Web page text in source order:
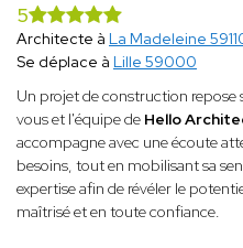
5
Architecte à La Madeleine
Se déplace à Lille 59000
Un projet de construction
vous et l'équipe de Hello
accompagne avec une écoute
besoins, tout en mobilisant sa
expertise afin de révéler le
maîtrisé et en toute confiance.